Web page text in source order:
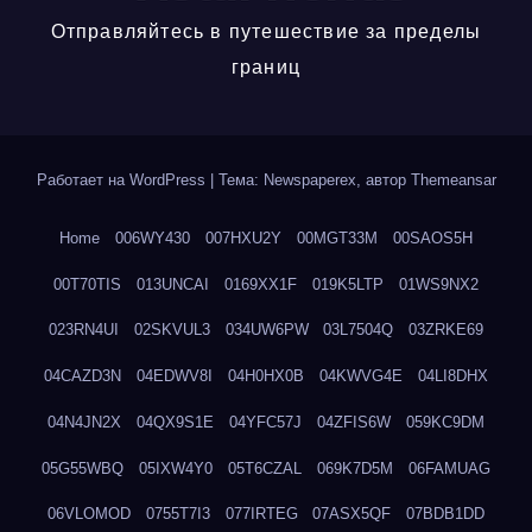
Отправляйтесь в путешествие за пределы
границ
Работает на WordPress Тема: Newspaperex, автор Themeansar
Home 006WY430 007HXU2Y 00MGT33M 00SAOS5H
00T70TIS 013UNCAI 0169XX1F 019K5LTP 01WS9NX2
023RN4UI 02SKVUL3 034UW6PW 03L7504Q 03ZRKE69
04CAZD3N 04EDWV8I 04H0HX0B 04KWVG4E 04LI8DHX
04N4JN2X 04QX9S1E 04YFC57J 04ZFIS6W 059KC9DM
05G55WBQ 05IXW4Y0 05T6CZAL 069K7D5M 06FAMUAG
06VLOMOD 0755T7I3 077IRTEG 07ASX5QF 07BDB1DD